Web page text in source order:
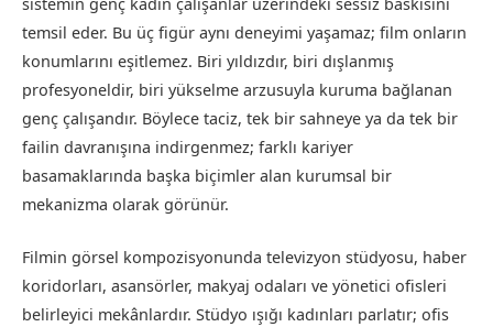
temsil eder. Bu üç figür aynı deneyimi yaşamaz; film onların
konumlarını eşitlemez. Biri yıldızdır, biri dışlanmış
profesyoneldir, biri yükselme arzusuyla kuruma bağlanan
genç çalışandır. Böylece taciz, tek bir sahneye ya da tek bir
failin davranışına indirgenmez; farklı kariyer
basamaklarında başka biçimler alan kurumsal bir
mekanizma olarak görünür.
Filmin görsel kompozisyonunda televizyon stüdyosu, haber
koridorları, asansörler, makyaj odaları ve yönetici ofisleri
belirleyici mekânlardır. Stüdyo ışığı kadınları parlatır; ofis